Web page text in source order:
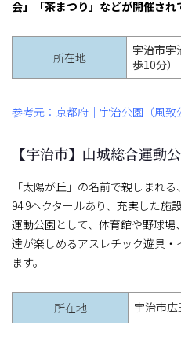
会」「茶まつり」などが開催され
所在地
宇治市宇
歩10分）
参考元：京都府｜宇治公園（風致
【宇治市】山城総合運動
「太陽が丘」の名前で親しまれ
94.9ヘクタールあり、充実した施
運動公園として、体育館や野球
達が楽しめるアスレチック遊具
ます。
所在地 宇治市